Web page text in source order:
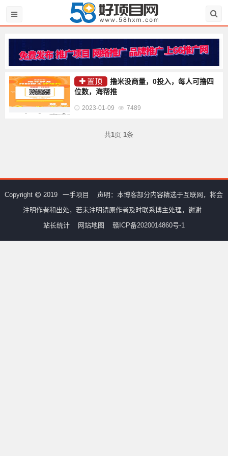
置顶
撸米没商量，0投入，每人可撸四
位数，海帮推
2023-01-09 7489
共1页 1条
Copyright 2019 一手项目
声明：本博客部分内容精选于互联网，将会
注明作者和出处，若未注明请原作者及时联系博主处理，谢谢
站长统计
网站地图 赣ICP备2020014860号-1